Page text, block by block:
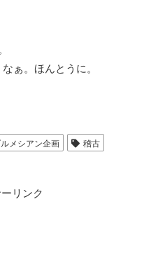
ぁ。ほんとうに。
メシアン企画
稽古
リンク